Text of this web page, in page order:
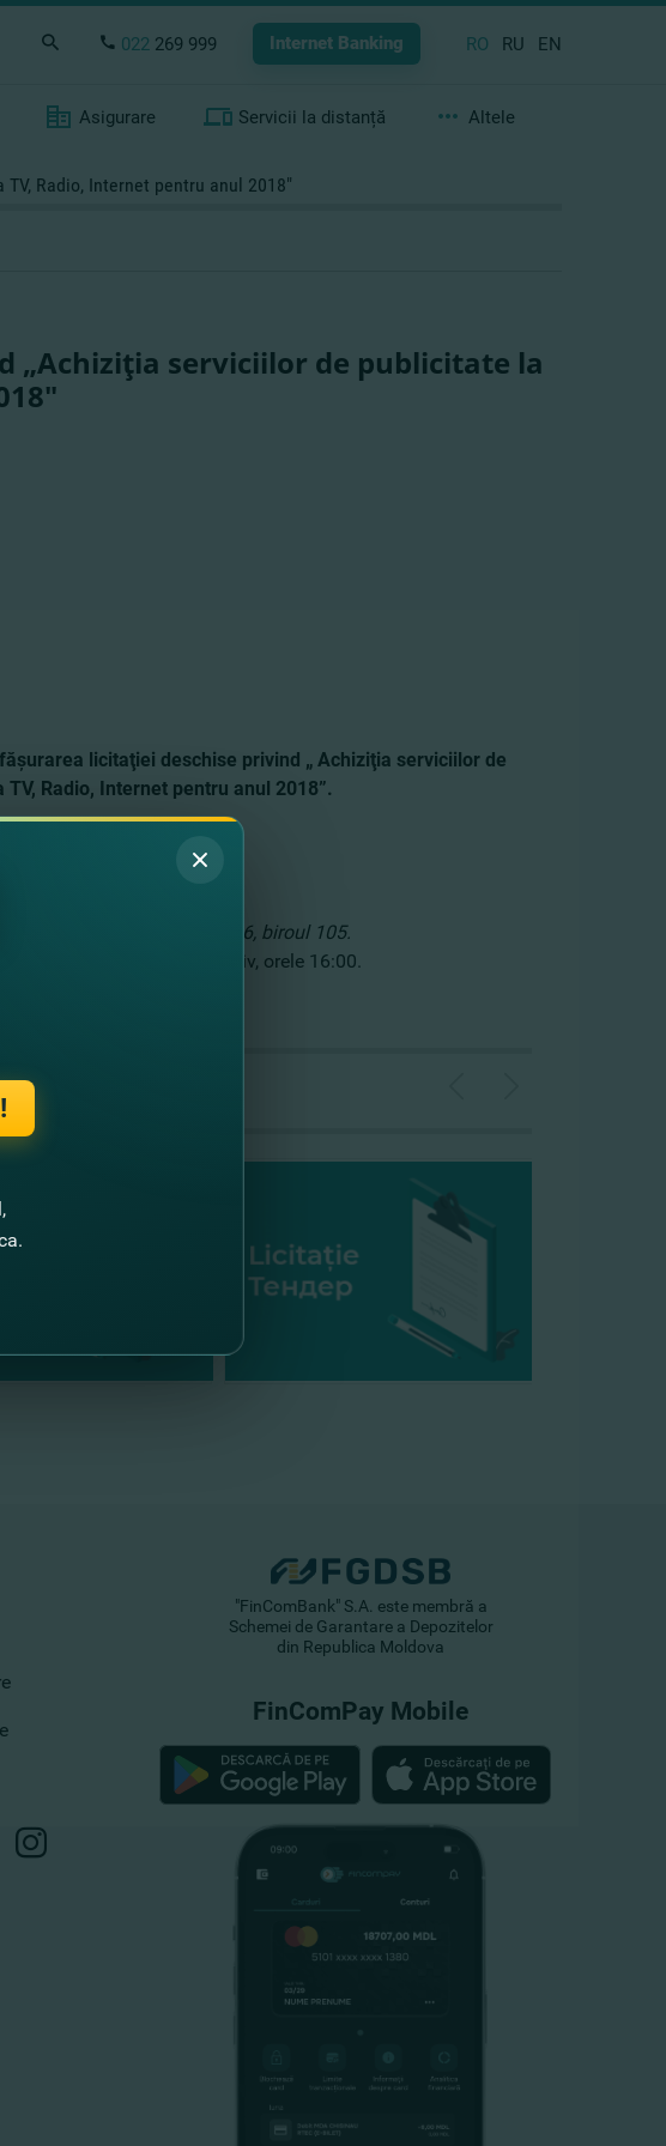
022 269 999 Internet Banking RO RU EN
Asigurare Servicii la distanță Altele
Radio, Internet pentru anul 2018"
serviciilor de publicitate la
licitaţiei deschise privind „ Achiziţia serviciilor de
Radio, Internet pentru anul 2018”.
Chişinău, str. A. Puşkin 26, biroul 105.
ofertei: 13 iulie 2018, inclusiv, orele 16:00.
"FinComBank" S.A. este membră a
Schemei de Garantare a Depozitelor
din Republica Moldova
FinComPay Mobile